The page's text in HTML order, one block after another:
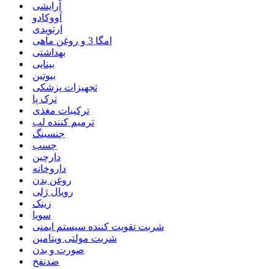
آرایشی
آووکادو
ارتوپدی
امگا 3 و روغن ماهی
بهداشتی
بینایی
بیوتین
تجهیزات پزشکی
ترک پا
ترکیبات مغذی
ترمیم کننده لب
جنسینگ
چسب
دارچین
داروخانه
روغن بدن
رویال ژلی
زینک
سویا
شربت تقویت کننده سیستم ایمنی
شربت مولتی ویتامین
صورت و بدن
ضدنفخ